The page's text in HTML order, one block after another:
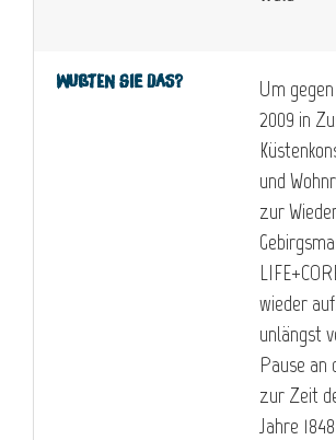
Wußten Sie das?
Um
2009 in
und
zur
wieder
unlängst
Pause an
zur Zeit
Jahre